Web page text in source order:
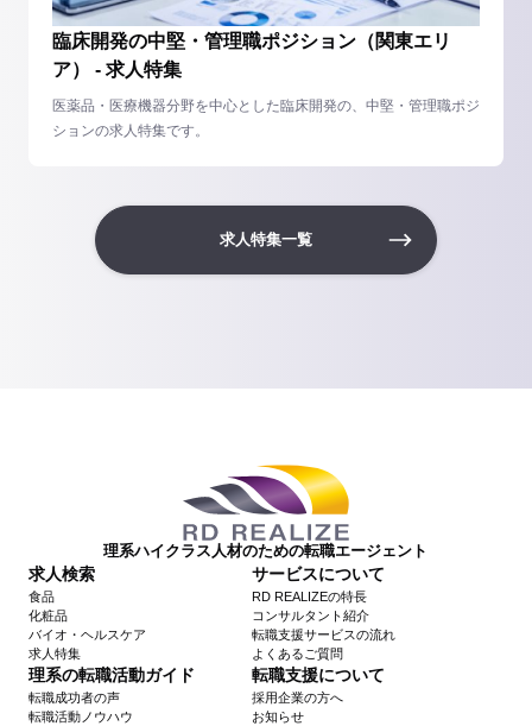
臨床開発の中堅・管理職ポジション（関東エリ
ア） - 求人特集
医薬品・医療機器分野を中心とした臨床開発の、中堅・管理職ポジ
ションの求人特集です。
求人特集一覧
理系ハイクラス人材のための転職エージェント
求人検索
食品
化粧品
バイオ・ヘルスケア
求人特集
サービスについて
RD REALIZEの特長
コンサルタント紹介
転職支援サービスの流れ
よくあるご質問
理系の転職活動ガイド
転職成功者の声
転職活動ノウハウ
転職支援について
採用企業の方へ
お知らせ